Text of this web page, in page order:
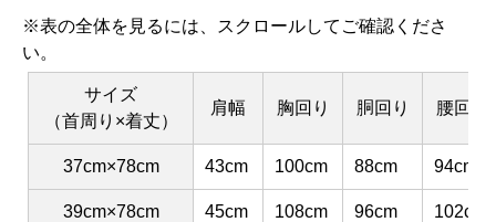
※表の全体を見るには、スクロールしてご確認くださ
い。
サイズ
（首周り×着丈）
肩幅 胸回り 胴回り 腰回り
37cm×78cm 43cm 100cm 88cm 94cm
39cm×78cm 45cm 108cm 96cm 102cm